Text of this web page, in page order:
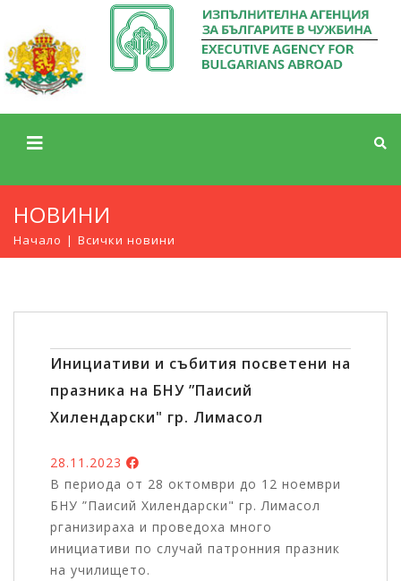
НОВИНИ
Начало Всички новини
Инициативи и събития посветени на
празника на БНУ ”Паисий
Хилендарски" гр. Лимасол
28.11.2023
В периода от 28 октомври до 12 ноември
БНУ ”Паисий Хилендарски" гр. Лимасол
рганизираха и проведоха много
инициативи по случай патронния празник
на училището.